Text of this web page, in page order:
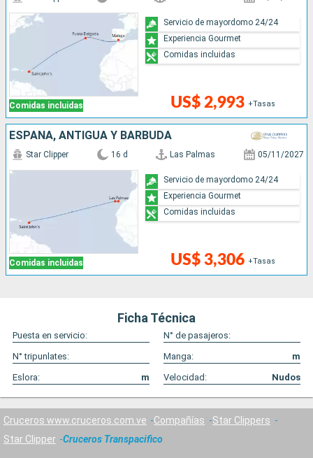
Comidas incluidas US$ 2,993 +Tasas
Servicio de mayordomo 24/24
Experiencia Gourmet
Comidas incluidas
ESPAÑA, ANTIGUA Y BARBUDA
Comidas incluidas
Star Clipper 16 d Las Palmas 05/11/2027
US$ 3,306 +Tasas
Servicio de mayordomo 24/24
Experiencia Gourmet
Comidas incluidas
Ficha Técnica
Puesta en servicio:
N° de pasajeros:
N° tripunlates:
Manga:
m
Eslora:
m Velocidad: Nudos
Cruceros www.cruceros.com.ve Compañías
Star Clippers
Star Clipper
Cruceros Transpacifico